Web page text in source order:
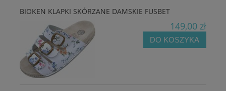
BIOKEN KLAPKI SKÓRZANE DAMSKIE FUSBET
149,00 zł
DO KOSZYKA